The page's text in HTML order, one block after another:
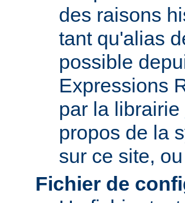
des raisons
tant qu'alias
possible
Expressions
par la librairie
propos de la
sur ce site,
Fichier de